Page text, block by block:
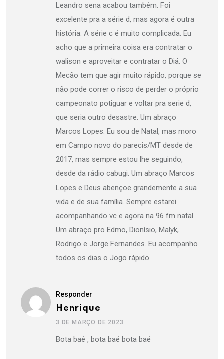
Leandro sena acabou também. Foi
excelente pra a série d, mas agora é outra
história. A série c é muito complicada. Eu
acho que a primeira coisa era contratar o
walison e aproveitar e contratar o Diá. O
Mecão tem que agir muito rápido, porque se
não pode correr o risco de perder o próprio
campeonato potiguar e voltar pra serie d,
que seria outro desastre. Um abraço
Marcos Lopes. Eu sou de Natal, mas moro
em Campo novo do parecis/MT desde de
2017, mas sempre estou lhe seguindo,
desde da rádio cabugi. Um abraço Marcos
Lopes e Deus abençoe grandemente a sua
vida e de sua família. Sempre estarei
acompanhando vc e agora na 96 fm natal.
Um abraço pro Edmo, Dionísio, Malyk,
Rodrigo e Jorge Fernandes. Eu acompanho
todos os dias o Jogo rápido.
Responder
Henrique
3 DE MARÇO DE 2023
Bota baé , bota baé bota baé